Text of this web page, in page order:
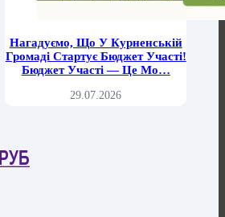
Нагадуємо, Що У Курненській
Громаді Стартує Бюджет Участі!
Бюджет Участі — Це Мо…
29.07.2026